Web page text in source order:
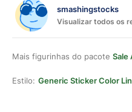
smashingstocks
Visualizar todos os
Mais figurinhas do pacote Sale
Estilo: Generic Sticker Color